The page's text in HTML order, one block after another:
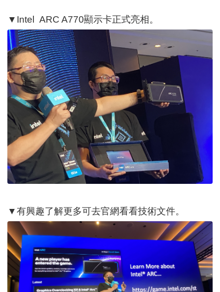
▼Intel ARC A770顯示卡正式亮相。
▼有興趣了解更多可去官網看看技術文件。